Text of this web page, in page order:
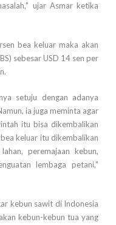
ujar Asmar ketika
bea keluar maka akan
sebesar USD 14 sen per
setuju dengan adanya
ia juga meminta agar
itu bisa dikembalikan
keluar itu dikembalikan
peremajaan kebun,
lembaga petani,"
kebun sawit di Indonesia
kebun-kebun tua yang